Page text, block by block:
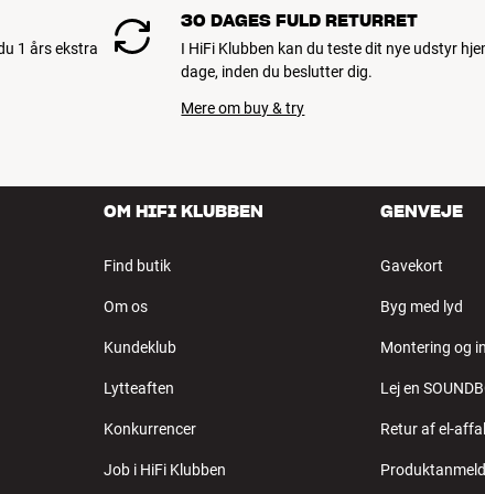
1 års ekstra
30 DAGES FULD RETURRET
I HiFi Klubben kan du teste dit nye udstyr
dage, inden du beslutter dig.
Mere om buy & try
OM HIFI KLUBBEN
Find butik
Om os
Kundeklub
Lytteaften
Konkurrencer
Job i HiFi Klubben
GENVEJE
Gavekort
Byg med lyd
Montering og
Lej en
Retur af el-